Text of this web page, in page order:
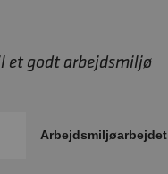
et godt arbejdsmiljø
Arbejdsmiljøarbejdet